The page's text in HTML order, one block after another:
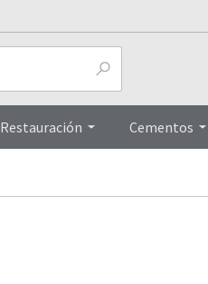
Restauración Cementos